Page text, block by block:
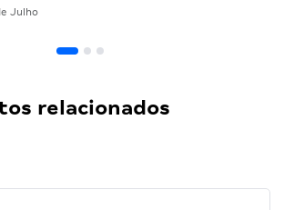
Julho
relacionados